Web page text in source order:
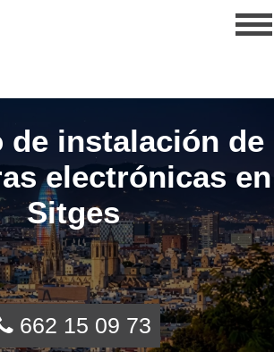
de instalación de
electrónicas en
Sitges
662 15 09 73